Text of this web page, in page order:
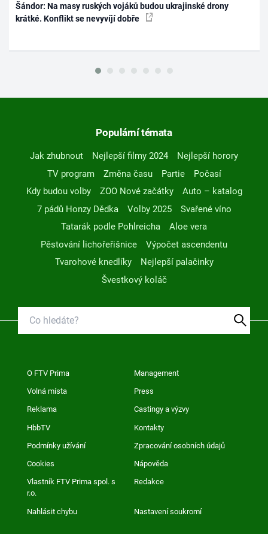
Šándor: Na masy ruských vojáků budou ukrajinské drony
krátké. Konflikt se nevyvíjí dobře
Populární témata
Jak zhubnout Nejlepší filmy 2024
Nejlepší horory
TV program
Změna času Partie
Počasí
Kdy budou volby
ZOO Nové začátky
Auto – katalog
7 pádů Honzy Dědka
Volby 2025
Svařené víno
Tatarák podle Pohlreicha
Aloe vera
Pěstování lichořeřišnice
Výpočet ascendentu
Tvarohové knedlíky
Nejlepší palačinky
Švestkový koláč
O FTV Prima Management
Volná místa Press
Reklama Castingy a výzvy
HbbTV Kontakty
Podmínky užívání Zpracování osobních údajů
Cookies Nápověda
Vlastník FTV Prima spol. s
r.o.
Redakce
Nahlásit chybu Nastavení soukromí